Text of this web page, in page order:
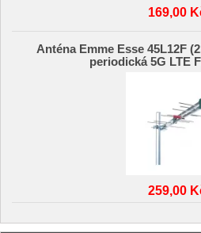
169,00
Anténa Emme Esse 45L12F
periodická 5G LTE
259,00